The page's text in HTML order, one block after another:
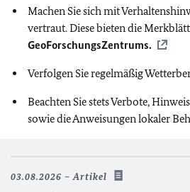
Machen Sie sich mit
vertraut. Diese bieten die
GeoForschungsZentrums.
Verfolgen Sie regelmäßig
Beachten Sie stets Verbote,
sowie die Anweisungen lokaler
03.08.2026 Artikel